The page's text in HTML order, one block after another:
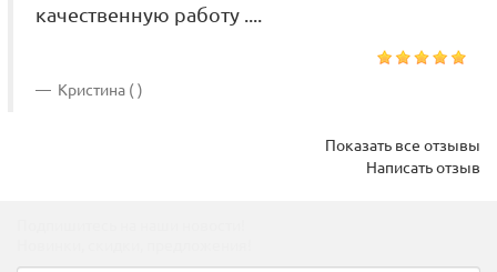
качественную работу ....
Кристина ( )
Показать все отзывы
Написать отзыв